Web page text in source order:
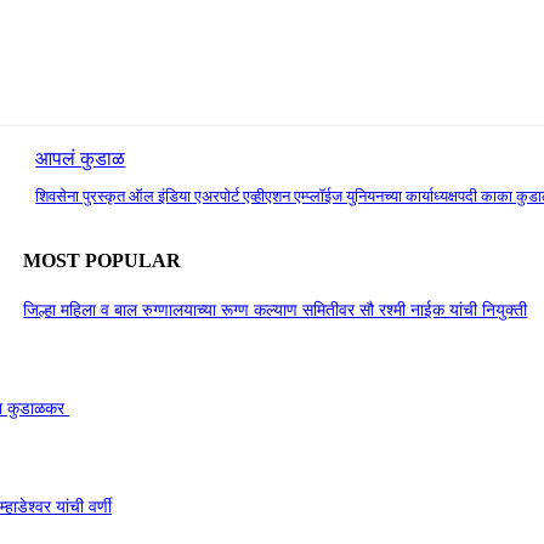
आपलं कुडाळ
शिवसेना पुरस्कृत ऑल इंडिया एअरपोर्ट एव्हीएशन एम्प्लॉईज युनियनच्या कार्याध्यक्षपदी काका
MOST POPULAR
जिल्हा महिला व बाल रुग्णालयाच्या रूग्ण कल्याण समितीवर सौ रश्मी नाईक यांची नियुक्ती
कुडाळकर
यांची वर्णी